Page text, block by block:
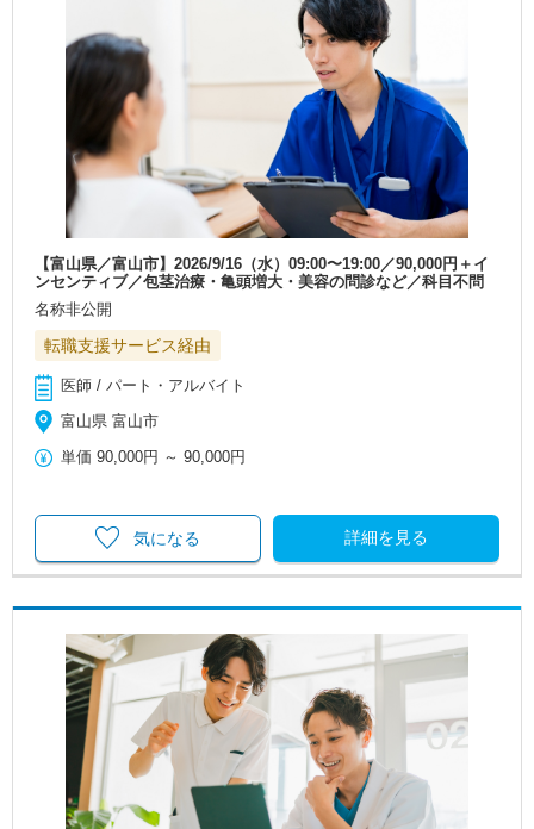
【富山県／富山市】2026/9/16（水）09:00〜19:00／90,000円＋イ
ンセンティブ／包茎治療・亀頭増大・美容の問診など／科目不問
名称非公開
転職支援サービス経由
医師 / パート・アルバイト
富山県 富山市
単価 90,000円 ～90,000円
詳細を見る
気になる